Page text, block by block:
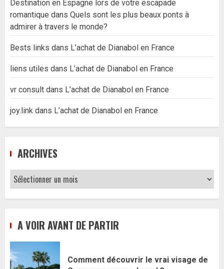
Destination en Espagne lors de votre escapade
romantique dans Quels sont les plus beaux ponts à
admirer à travers le monde?
Bests links dans L’achat de Dianabol en France
liens utiles dans L’achat de Dianabol en France
vr consult dans L’achat de Dianabol en France
joy.link dans L’achat de Dianabol en France
ARCHIVES
Archives
A VOIR AVANT DE PARTIR
Comment découvrir le vrai visage de